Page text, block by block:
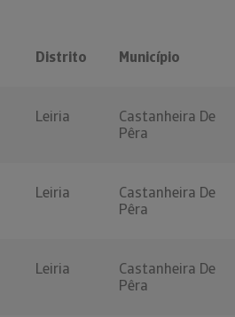
Distrito Município
Leiria
Castanheira De
Pêra
Leiria
Castanheira De
Pêra
Leiria
Castanheira De
Pêra